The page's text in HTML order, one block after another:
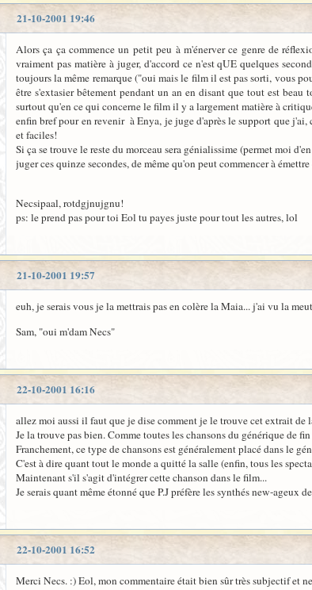
21-10-2001 19:46
Alors ça ça commence un petit peu à m'énerver ce genre de
vraiment pas matière à juger, d'accord ce n'est qUE quelques
toujours la même remarque ("oui mais le film il est pas sorti, vous
être s'extasier bêtement pendant un an en disant que tout est
surtout qu'en ce qui concerne le film il y a largement matière à
enfin bref pour en revenir à Enya, je juge d'après le support que j'ai,
et faciles!
Si ça se trouve le reste du morceau sera génialissime (permet moi
juger ces quinze secondes, de même qu'on peut commencer à
Necsipaal, rotdgjnujgnu!
ps: le prend pas pour toi Eol tu payes juste pour tout les autres, lol
21-10-2001 19:57
euh, je serais vous je la mettrais pas en colère la Maia... j'ai vu la
Sam, "oui m'dam Necs"
22-10-2001 16:16
allez moi aussi il faut que je dise comment je le trouve cet extrait de
Je la trouve pas bien. Comme toutes les chansons du générique de
Franchement, ce type de chansons est généralement placé dans le
C'est à dire quant tout le monde a quitté la salle (enfin, tous les
Maintenant s'il s'agit d'intégrer cette chanson dans le film...
Je serais quant même étonné que P.J préfère les synthés new-ageux
22-10-2001 16:52
Merci Necs. :) Eol, mon commentaire était bien sûr très subjectif et